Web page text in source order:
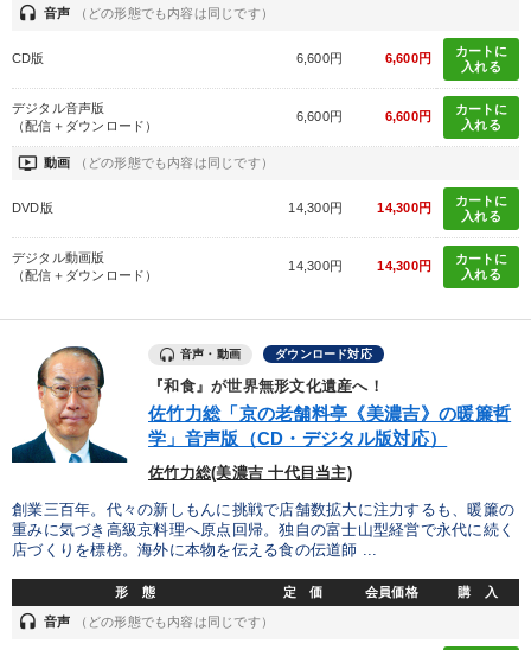
headset 音声 （どの形態でも内容は同じです）
CD版 6,600円 6,600円
カートに
入れる
デジタル音声版
（配信＋ダウンロード）
6,600円 6,600円
カートに
入れる
ondemand_video 動画 （どの形態でも内容は同じです）
DVD版 14,300円 14,300円
カートに
入れる
デジタル動画版
（配信＋ダウンロード）
14,300円 14,300円
カートに
入れる
音声・動画 ダウンロード対応
『和食』が世界無形文化遺産へ！
佐竹力総「京の老舗料亭《美濃吉》の暖簾哲
学」音声版（CD・デジタル版対応）
佐竹力総(美濃吉 十代目当主)
創業三百年。代々の新しもんに挑戦で店舗数拡大に注力するも、暖簾の
重みに気づき高級京料理へ原点回帰。独自の富士山型経営で永代に続く
店づくりを標榜。海外に本物を伝える食の伝道師 ...
形 態 定 価 会員価格 購 入
headset 音声 （どの形態でも内容は同じです）